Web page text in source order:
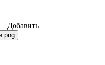
Добавить